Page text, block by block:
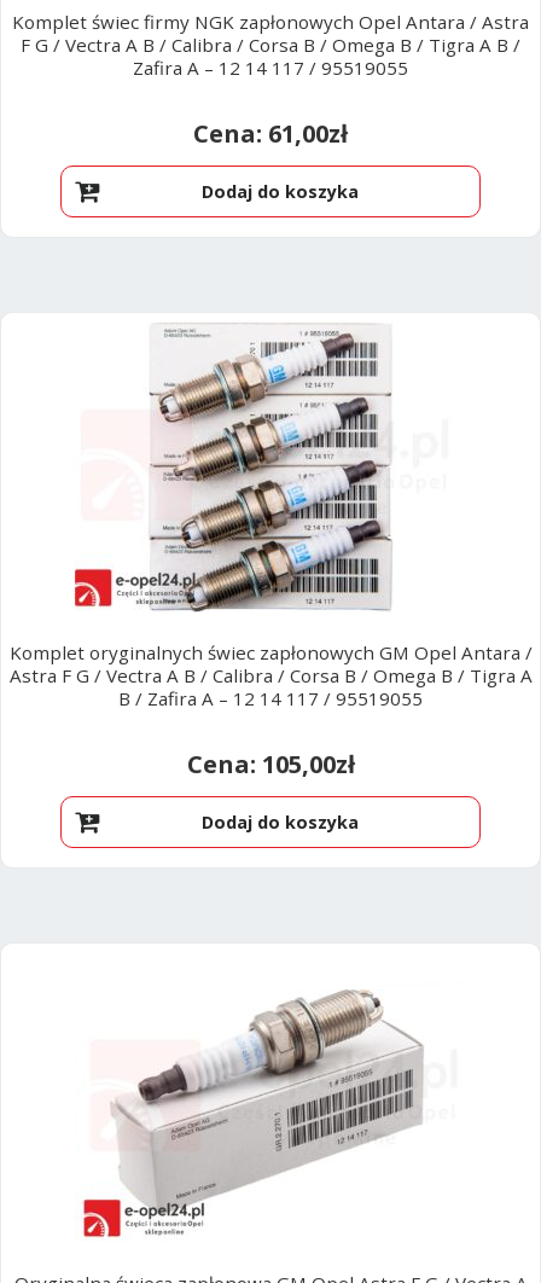
Komplet świec firmy NGK zapłonowych Opel Antara / Astra
F G / Vectra A B / Calibra / Corsa B / Omega B / Tigra A B /
Zafira A – 12 14 117 / 95519055
61,00zł
Dodaj do koszyka
Komplet oryginalnych świec zapłonowych GM Opel Antara /
Astra F G / Vectra A B / Calibra / Corsa B / Omega B / Tigra A
B / Zafira A – 12 14 117 / 95519055
105,00zł
Dodaj do koszyka